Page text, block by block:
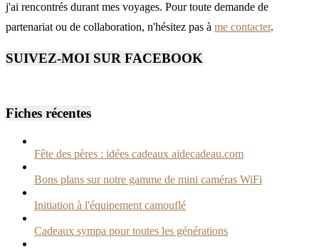
j'ai rencontrés durant mes voyages. Pour toute demande de
partenariat ou de collaboration, n'hésitez pas à me contacter.
SUIVEZ-MOI SUR FACEBOOK
Fiches récentes
Fête des pères : idées cadeaux aidecadeau.com
Bons plans sur notre gamme de mini caméras WiFi
Initiation à l'équipement camouflé
Cadeaux sympa pour toutes les générations